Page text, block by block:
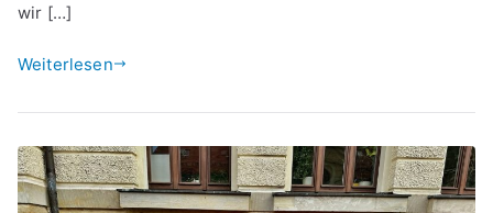
wir […]
Weiterlesen